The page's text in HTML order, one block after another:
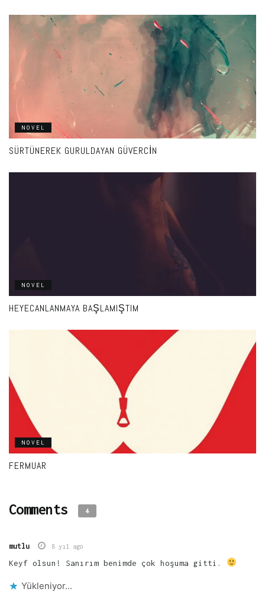
NOVEL
SÜRTÜNEREK GURULDAYAN GÜVERCIN
NOVEL
HEYECANLANMAYA BAŞLAMIŞTIM
NOVEL
FERMUAR
Comments 4
mutlu 8 yıl ago
Keyf olsun! Sanırım benimde çok hoşuma gitti.
Yükleniyor...